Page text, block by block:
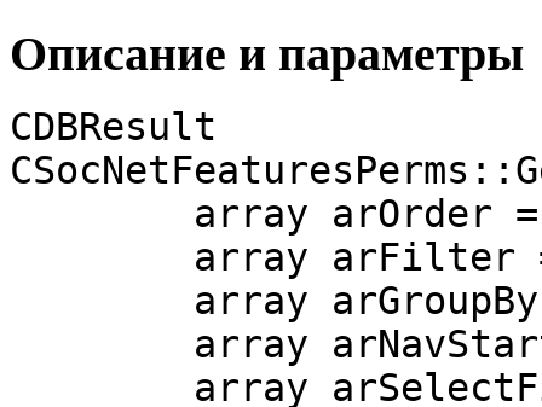
Описание и параметры
CDBResult